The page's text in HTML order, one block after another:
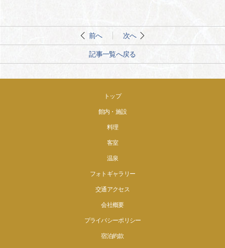
前へ 次へ
記事一覧へ戻る
トップ
館内・施設
料理
客室
温泉
フォトギャラリー
交通アクセス
会社概要
プライバシーポリシー
宿泊約款